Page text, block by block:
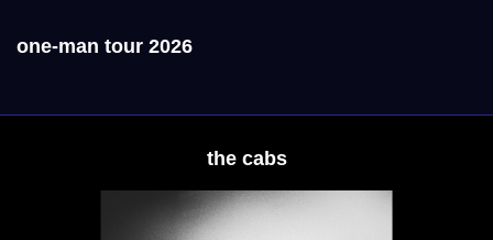
one-man tour 2026
the cabs